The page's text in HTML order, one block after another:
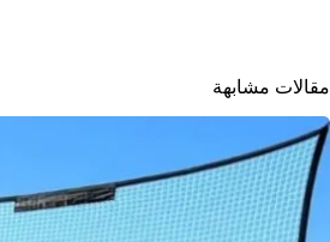
مقالات مشابهة